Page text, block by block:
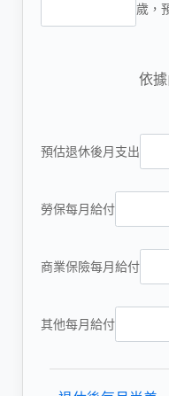
歲，
依
預估退休後月支出
勞保每月給付
商業保險每月給付
其他每月給付